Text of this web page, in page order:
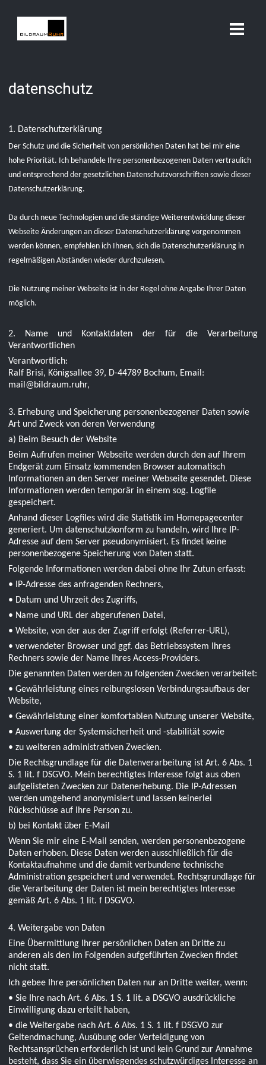
datenschutz
1. Datenschutzerklärung
Der Schutz und die Sicherheit von persönlichen Daten hat bei mir eine
hohe Priorität. Ich behandele Ihre personenbezogenen Daten vertraulich
und entsprechend der gesetzlichen Datenschutzvorschriften sowie dieser
Datenschutzerklärung.
Da durch neue Technologien und die ständige Weiterentwicklung dieser
Webseite Änderungen an dieser Datenschutzerklärung vorgenommen
werden können, empfehlen ich Ihnen, sich die Datenschutzerklärung in
regelmäßigen Abständen wieder durchzulesen.
Die Nutzung meiner Webseite ist in der Regel ohne Angabe Ihrer Daten
möglich.
2. Name und Kontaktdaten der für die Verarbeitung
Verantwortlichen
Verantwortlich:
Ralf Brisi, Königsallee 39, D-44789 Bochum, Email:
mail@bildraum.ruhr,
3. Erhebung und Speicherung personenbezogener Daten sowie
Art und Zweck von deren Verwendung
a) Beim Besuch der Website
Beim Aufrufen meiner Webseite werden durch den auf Ihrem
Endgerät zum Einsatz kommenden Browser automatisch
Informationen an den Server meiner Webseite gesendet. Diese
Informationen werden temporär in einem sog. Logfile
gespeichert.
Anhand dieser Logfiles wird die Statistik im Homepagecenter
generiert. Um datenschutzkonform zu handeln, wird Ihre IP-
Adresse auf dem Server pseudonymisiert. Es findet keine
personenbezogene Speicherung von Daten statt.
Folgende Informationen werden dabei ohne Ihr Zutun erfasst:
• IP-Adresse des anfragenden Rechners,
• Datum und Uhrzeit des Zugriffs,
• Name und URL der abgerufenen Datei,
• Website, von der aus der Zugriff erfolgt (Referrer-URL),
• verwendeter Browser und ggf. das Betriebssystem Ihres
Rechners sowie der Name Ihres Access-Providers.
Die genannten Daten werden zu folgenden Zwecken verarbeitet:
• Gewährleistung eines reibungslosen Verbindungsaufbaus der
Website,
• Gewährleistung einer komfortablen Nutzung unserer Website,
• Auswertung der Systemsicherheit und -stabilität sowie
• zu weiteren administrativen Zwecken.
Die Rechtsgrundlage für die Datenverarbeitung ist Art. 6 Abs. 1
S. 1 lit. f DSGVO. Mein berechtigtes Interesse folgt aus oben
aufgelisteten Zwecken zur Datenerhebung. Die IP-Adressen
werden umgehend anonymisiert und lassen keinerlei
Rückschlüsse auf Ihre Person zu.
b) bei Kontakt über E-Mail
Wenn Sie mir eine E-Mail senden, werden personenbezogene
Daten erhoben. Diese Daten werden ausschließlich für die
Kontaktaufnahme und die damit verbundene technische
Administration gespeichert und verwendet. Rechtsgrundlage für
die Verarbeitung der Daten ist mein berechtigtes Interesse
gemäß Art. 6 Abs. 1 lit. f DSGVO.
4. Weitergabe von Daten
Eine Übermittlung Ihrer persönlichen Daten an Dritte zu
anderen als den im Folgenden aufgeführten Zwecken findet
nicht statt.
Ich gebee Ihre persönlichen Daten nur an Dritte weiter, wenn:
• Sie Ihre nach Art. 6 Abs. 1 S. 1 lit. a DSGVO ausdrückliche
Einwilligung dazu erteilt haben,
• die Weitergabe nach Art. 6 Abs. 1 S. 1 lit. f DSGVO zur
Geltendmachung, Ausübung oder Verteidigung von
Rechtsansprüchen erforderlich ist und kein Grund zur Annahme
besteht, dass Sie ein überwiegendes schutzwürdiges Interesse an